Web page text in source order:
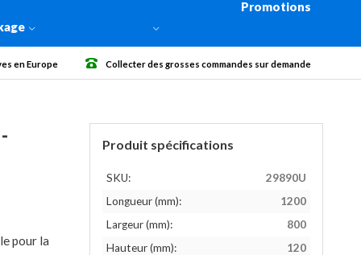
Promotions
commandes sur demande Livraison gratuite à partir de € 500
pour la
Produit spécifications
SKU:
29890U
Longueur (mm):
1200
Largeur (mm):
800
Hauteur (mm):
120